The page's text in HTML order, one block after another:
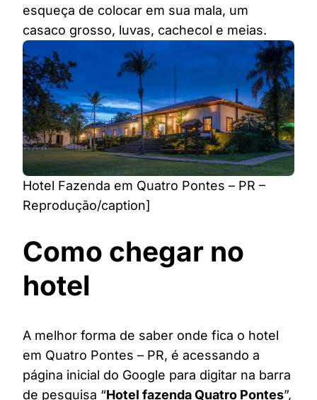
esqueça de colocar em sua mala, um
casaco grosso, luvas, cachecol e meias.
Hotel Fazenda em Quatro Pontes – PR –
Reprodução/caption]
Como chegar no
hotel
A melhor forma de saber onde fica o hotel
em Quatro Pontes – PR, é acessando a
página inicial do Google para digitar na barra
de pesquisa “Hotel fazenda Quatro Pontes”,